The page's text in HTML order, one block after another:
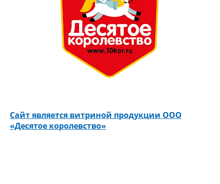
Cайт является витриной продукции ООО
«Десятое королевство»